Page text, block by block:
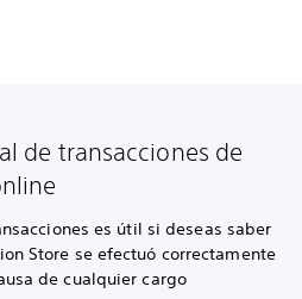
de transacciones de
es útil si deseas saber
Store se efectuó correctamente
de cualquier cargo